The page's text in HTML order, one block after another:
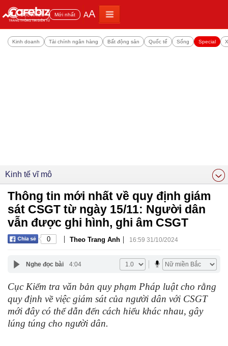
Đọc nhiều Mới nhất AA
Kinh doanh Tài chính ngân hàng Bất động sản Quốc tế Sống Special
Kinh tế vĩ mô
Thông tin mới nhất về quy định giám
sát CSGT từ ngày 15/11: Người dân
vẫn được ghi hình, ghi âm CSGT
0 | Theo Trang Anh | 16:59 31/10/2024
Nghe đọc bài 4:04
Cục Kiểm tra văn bản quy phạm Pháp luật cho rằng
quy định về việc giám sát của người dân với CSGT
mới đây có thể dẫn đến cách hiểu khác nhau, gây
lúng túng cho người dân.